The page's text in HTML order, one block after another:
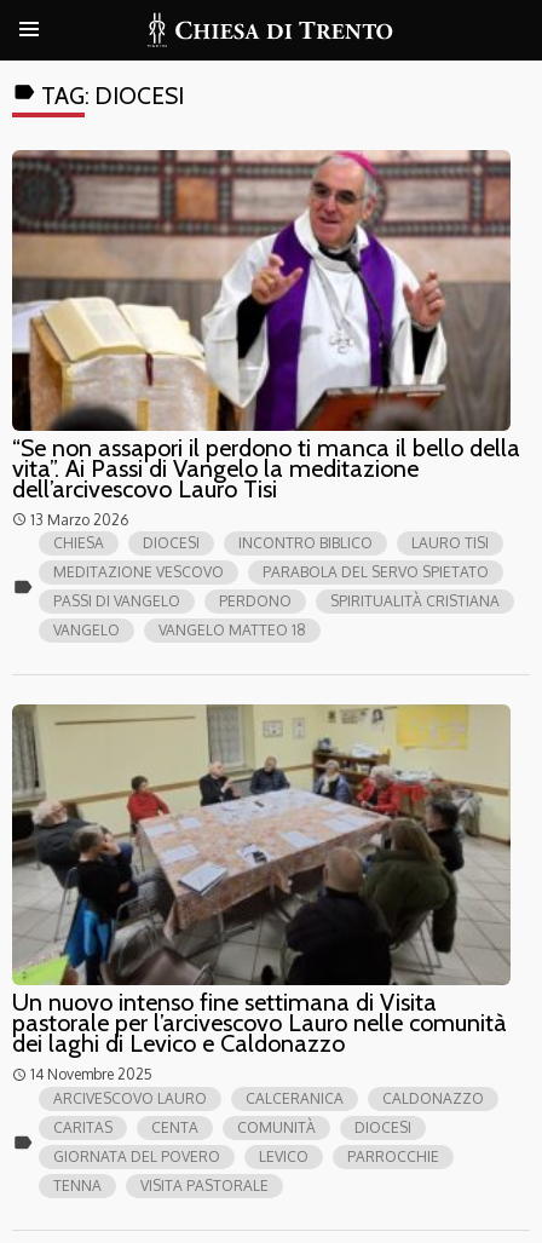
label TAG: DIOCESI
“Se non assapori il perdono ti manca il bello della
vita”. Ai Passi di Vangelo la meditazione
dell’arcivescovo Lauro Tisi
access_time 13 Marzo 2026
label
CHIESA DIOCESI INCONTRO BIBLICO
LAURO TISI
MEDITAZIONE VESCOVO
PARABOLA DEL SERVO SPIETATO
PASSI DI VANGELO
PERDONO
SPIRITUALITÀ CRISTIANA
VANGELO
VANGELO MATTEO 18
Un nuovo intenso fine settimana di Visita
pastorale per l’arcivescovo Lauro nelle comunità
dei laghi di Levico e Caldonazzo
access_time 14 Novembre 2025
label
ARCIVESCOVO LAURO CALCERANICA
CALDONAZZO
CARITAS
CENTA COMUNITÀ
DIOCESI
GIORNATA DEL POVERO
LEVICO
PARROCCHIE
TENNA
VISITA PASTORALE